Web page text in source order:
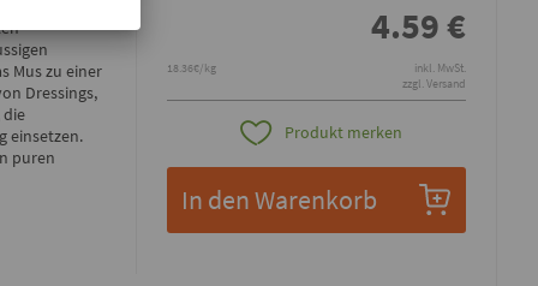
Mus zu einer
Dressings,
die
einsetzen.
puren
4.59€
18.36€/kg
inkl. MwSt.
zzgl. Versand
Produkt merken
In den Warenkorb